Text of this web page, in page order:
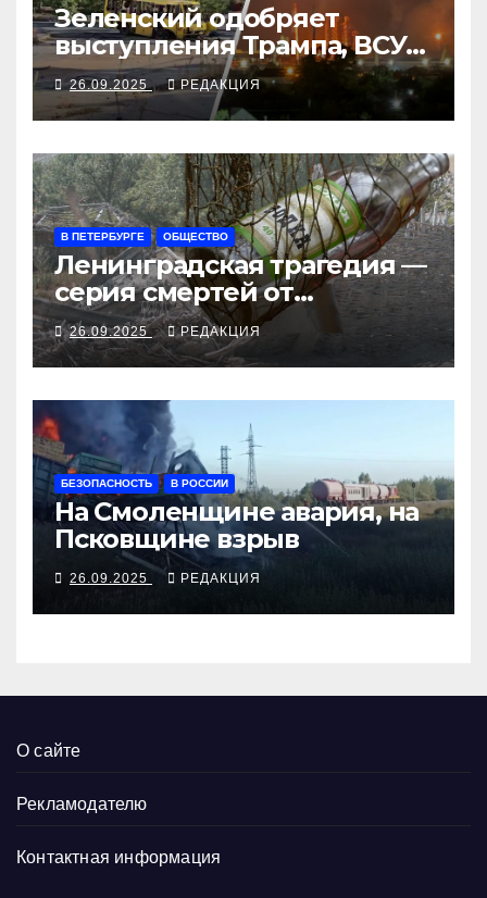
Зеленский одобряет
выступления Трампа, ВСУ
закрыли Добропольский
рубеж
26.09.2025 РЕДАКЦИЯ
В ПЕТЕРБУРГЕ ОБЩЕСТВО
Ленинградская трагедия —
серия смертей от
алкосуррогата
26.09.2025 РЕДАКЦИЯ
БЕЗОПАСНОСТЬ В РОССИИ
На Смоленщине авария, на
Псковщине взрыв
26.09.2025 РЕДАКЦИЯ
О сайте
Рекламодателю
Контактная информация